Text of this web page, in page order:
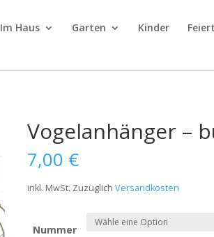
Im Haus Garten Kinder
Vogelanhänger –
7,00 €
inkl. MwSt. ZuzüglichVersandkosten
Nummer